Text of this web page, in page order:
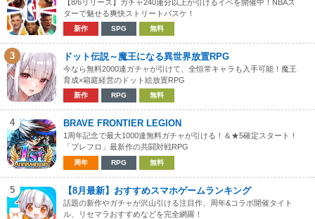
【8/6リリース】ガチャ240連分以上が引けるイベを開催中！NBAス
ターで魅せる爽快ストリートバスケ！
新作 SPG 無料
3 ドット伝説～魔王になる異世界放置RPG
今なら無料2000連ガチャが引けて、全恒常キャラも入手可能！魔王
育成×箱庭経営のドット絵放置RPG
新作 RPG 無料
4 BRAVE FRONTIER LEGION
1周年記念で最大1000連無料ガチャが引ける！＆★5確定スタート！
「ブレフロ」最新作の共闘対戦RPG
周年 RPG 無料
5 【8月最新】おすすめスマホゲームランキング
話題の新作やガチャが沢山引ける注目作、周年&コラボ開催タイト
ル、リセマラおすすめなどを完全網羅！